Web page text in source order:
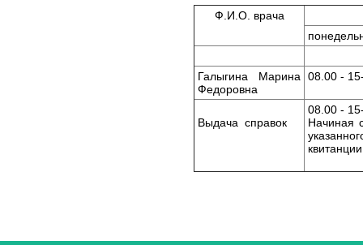
Ф.И.О. врача
Галыгина Марина
Федоровна
08.00 -
Выдача справок
08.00 -
Начиная
квитанции